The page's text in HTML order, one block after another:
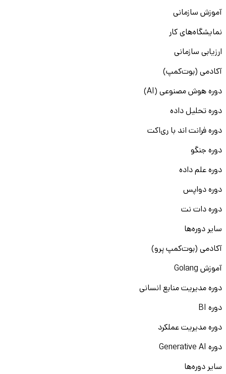
آموزش سازمانی
نمایشگاه‌های کار
ارزیابی سازمانی
آکادمی (بوت‌کمپ)
دوره هوش مصنوعی (AI)
دوره تحلیل داده
دوره فرانت اند با ری‌اکت
دوره جنگو
دوره علم داده
دوره دواپس
دوره دات نت
سایر دوره‌ها
آکادمی (بوت‌کمپ پرو)
آموزش Golang
دوره مدیریت منابع انسانی
دوره BI
دوره مدیریت عملکرد
دوره Generative AI
سایر دوره‌ها